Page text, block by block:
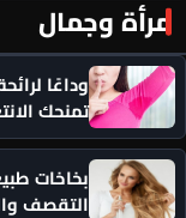
مرأة وجمال
تمنحك
بخاخات
التقصف